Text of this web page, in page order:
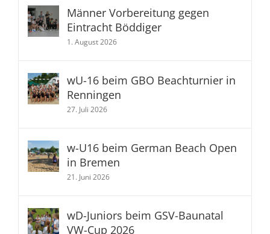
Männer Vorbereitung gegen
Eintracht Böddiger
1. August 2026
wU-16 beim GBO Beachturnier in
Renningen
27. Juli 2026
w-U16 beim German Beach Open
in Bremen
21. Juni 2026
wD-Juniors beim GSV-Baunatal
VW-Cup 2026